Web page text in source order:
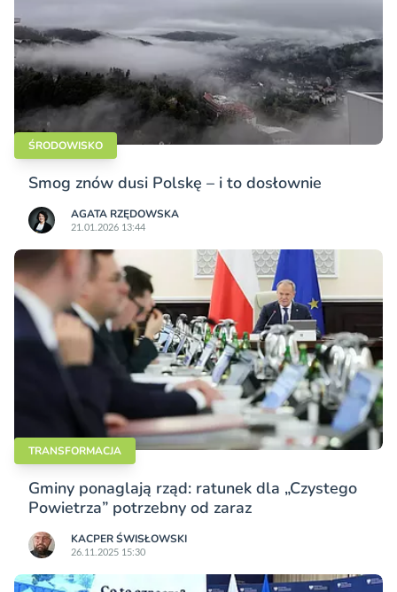
ŚRODOWISKO
Smog znów dusi Polskę – i to dosłownie
AGATA RZĘDOWSKA
21.01.2026 13:44
TRANSFORMACJA
Gminy ponaglają rząd: ratunek dla „Czystego
Powietrza” potrzebny od zaraz
KACPER ŚWISŁO­WSKI
26.11.2025 15:30